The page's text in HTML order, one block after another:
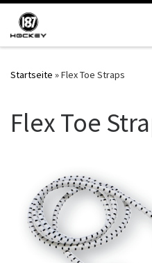
Zum Inhalt springen
Startseite »Flex Toe Straps
Flex Toe